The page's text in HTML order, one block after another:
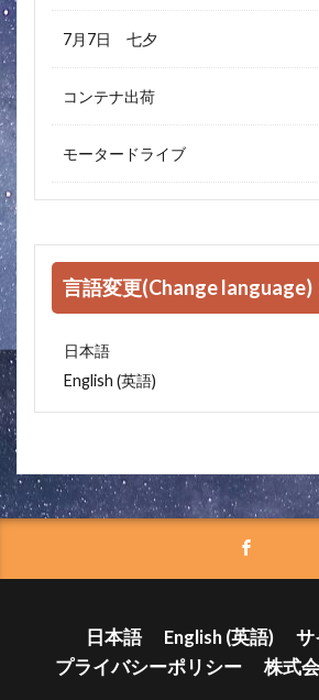
7月7日 七夕
コンテナ出荷
モータードライブ
言語変更(Change language)
日本語
English (英語)
日本語 English(英語)
サ
プライバシーポリシー
株式